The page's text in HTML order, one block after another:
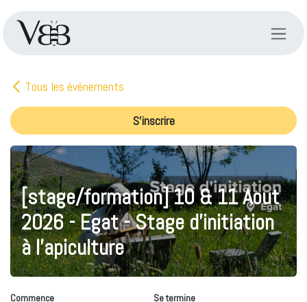
Tous les événements
S'inscrire
[stage/formation] 10 & 11 Aout
2026 - Egat - Stage d'initiation
à l'apiculture
Commence Se termine